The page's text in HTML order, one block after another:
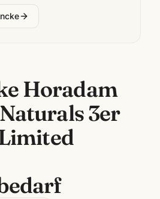
Horadam
3er